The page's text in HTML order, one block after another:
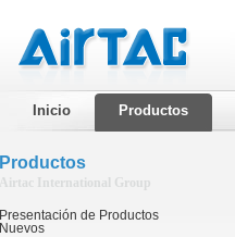
Inicio Productos
Productos
Airtac International Group
Presentación de Productos
Nuevos